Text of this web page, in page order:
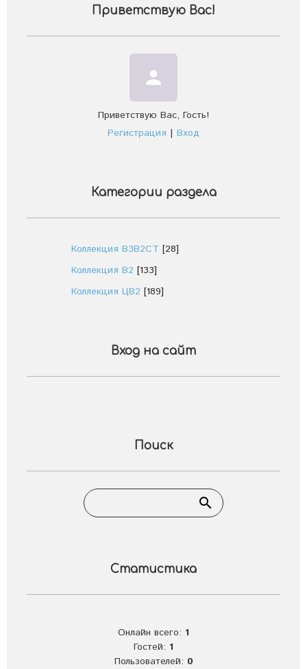
Приветствую Вас!
person
Приветствую Вас, Гость!
Регистрация | Вход
Категории раздела
Коллекция В3В2СТ [28]
Коллекция В2 [133]
Коллекция ЦВ2 [189]
Вход на сайт
Поиск
Статистика
Онлайн всего: 1
Гостей: 1
Пользователей: 0